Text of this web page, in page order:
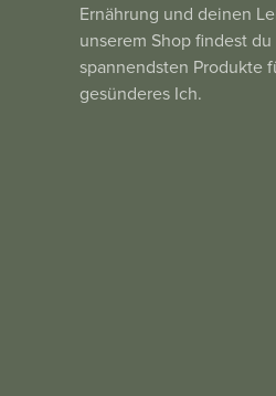
Ernährung und deinen
unserem Shop findest
spannendsten Produkte
gesünderes Ich.